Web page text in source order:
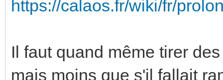
https://calaos.fr/wiki/fr/
Il faut quand même tirer
mais moins que s'il fallait